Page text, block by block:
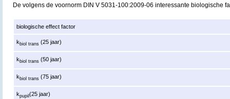
De volgens de voornorm DIN V 5031-100:2009-06 interessante biologische
biologische effect factor
kbiol trans (25 jaar)
kbiol trans (50 jaar)
kbiol trans (75 jaar)
kpupil(25 jaar)